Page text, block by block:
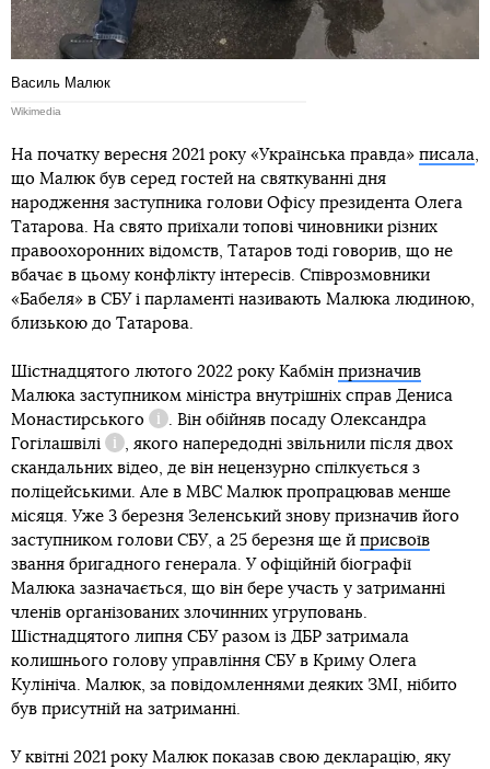
Василь Малюк
Wikimedia
На початку вересня 2021 року «Українська правда» писала
що Малюк був серед гостей на святкуванні дня
народження заступника голови Офісу президента Олега
Татарова. На свято приїхали топові чиновники різних
правоохоронних відомств, Татаров тоді говорив, що не
вбачає в цьому конфлікту інтересів. Співрозмовники
«Бабеля» в СБУ і парламенті називають Малюка людиною,
близькою до Татарова.
Шістнадцятого лютого 2022 року Кабмін призначив
Малюка заступником міністра внутрішніх справ Дениса
Монастирського
Довідка
. Він обійняв посаду Олександра
Гогілашвілі
Довідка
, якого напередодні звільнили після двох
скандальних відео, де він нецензурно спілкується з
поліцейськими. Але в МВС Малюк пропрацював менше
місяця. Уже 3 березня Зеленський знову призначив його
заступником голови СБУ, а 25 березня ще й присвоїв
звання бригадного генерала. У офіційній біографії
Малюка зазначається, що він бере участь у затриманні
членів організованих злочинних угруповань.
Шістнадцятого липня СБУ разом із ДБР затримала
колишнього голову управління СБУ в Криму Олега
Кулініча. Малюк, за повідомленнями деяких ЗМІ, нібито
був присутній на затриманні.
У квітні 2021 року Малюк показав свою декларацію, яку